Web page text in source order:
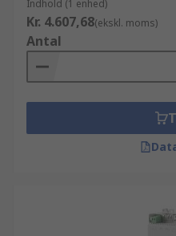
Indhold (1 enhed)
Kr. 4.607,68(ekskl. moms)
Antal